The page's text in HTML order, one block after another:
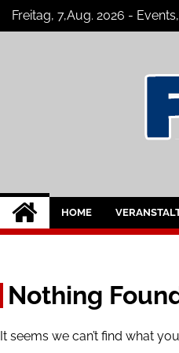
SkipFreitag, 7,Aug. 2026 -
Nachrichten für
HOME
Nothing
It seems we can’t find what